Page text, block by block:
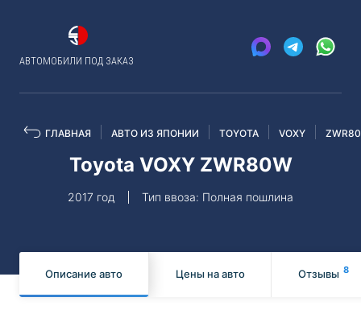
АВТОМОБИЛИ ПОД ЗАКАЗ
ГЛАВНАЯ АВТО ИЗ ЯПОНИИ TOYOTA VOXY
Toyota VOXY ZWR80W
2017 год Тип ввоза: Полная пошлина
Описание авто Цены на авто Отзывы 8